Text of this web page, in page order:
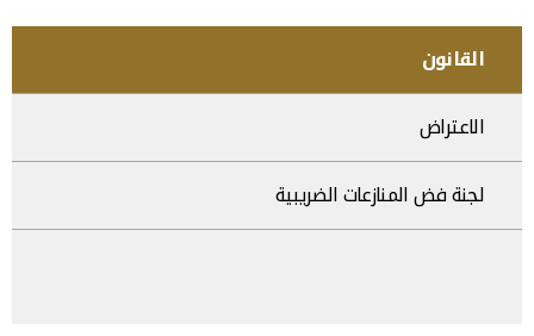
القانون
الاعتراض
لجنة فض المنازعات الضريبية